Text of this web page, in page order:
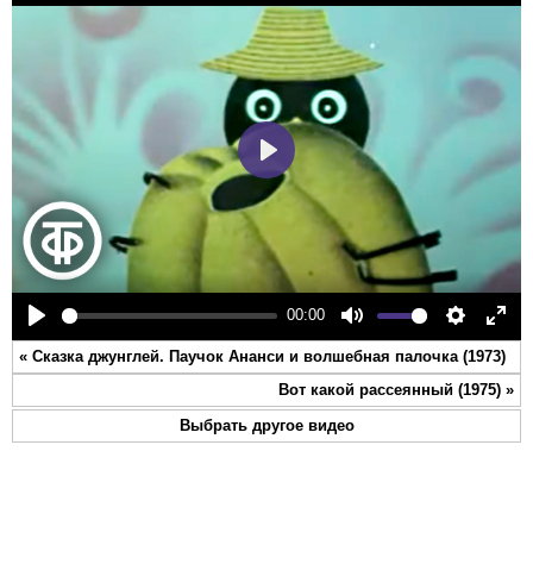
Play
00:00
Mute Settings
Play
« Сказка джунглей. Паучок Ананси и волшебная палочка (1973)
Вот какой рассеянный (1975) »
Выбрать другое видео